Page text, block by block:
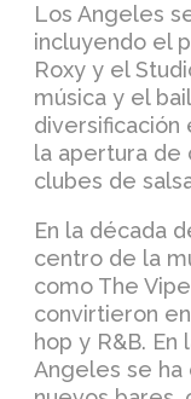
Los Angeles
incluyendo el
Roxy y el
música y el
diversificación
la apertura de
clubes de
En la década
centro de la
como The
convirtieron
hop y R&B.
Angeles se ha